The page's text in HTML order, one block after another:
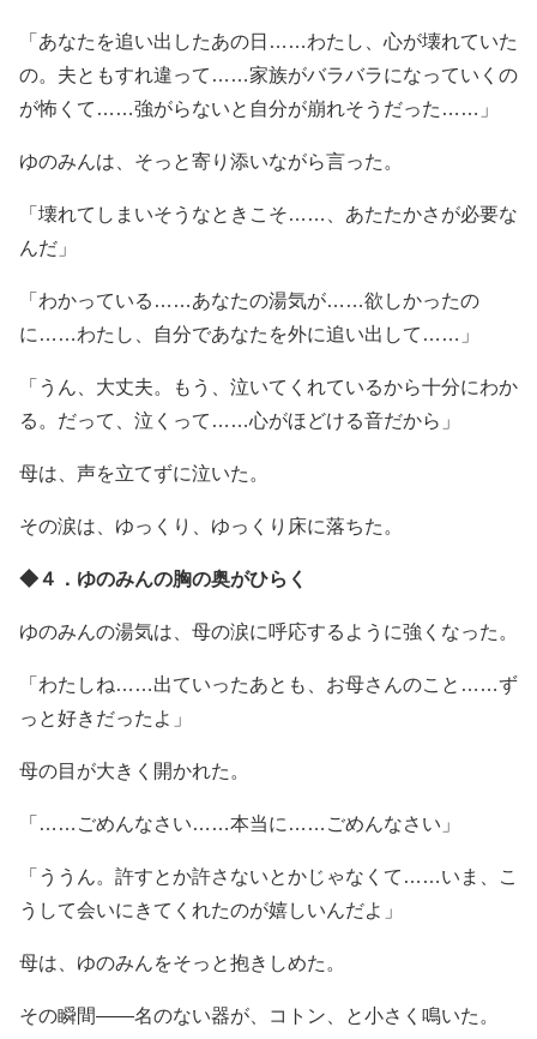
「あなたを追い出したあの日……わたし、心が壊れていた
の。夫ともすれ違って……家族がバラバラになっていくの
が怖くて……強がらないと自分が崩れそうだった……」
ゆのみんは、そっと寄り添いながら言った。
「壊れてしまいそうなときこそ……、あたたかさが必要な
んだ」
「わかっている……あなたの湯気が……欲しかったの
に……わたし、自分であなたを外に追い出して……」
「うん、大丈夫。もう、泣いてくれているから十分にわか
る。だって、泣くって……心がほどける音だから」
母は、声を立てずに泣いた。
その涙は、ゆっくり、ゆっくり床に落ちた。
◆４．ゆのみんの胸の奥がひらく
ゆのみんの湯気は、母の涙に呼応するように強くなった。
「わたしね……出ていったあとも、お母さんのこと……ず
っと好きだったよ」
母の目が大きく開かれた。
「……ごめんなさい……本当に……ごめんなさい」
「ううん。許すとか許さないとかじゃなくて……いま、こ
うして会いにきてくれたのが嬉しいんだよ」
母は、ゆのみんをそっと抱きしめた。
その瞬間――名のない器が、コトン、と小さく鳴いた。